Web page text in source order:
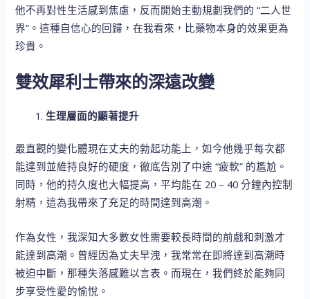
他不再對性生活感到焦慮，反而開始主動規劃我們的 “二人世
界”。這種自信心的回歸，在我看來，比藥物本身的效果更為
珍貴。
雙效犀利士帶來的深遠改變
生理層面的顯著提升
最直觀的變化體現在丈夫的勃起功能上，如今他幾乎每次都
能達到並維持良好的硬度，徹底告別了中途 “疲軟” 的尷尬。
同時，他的持久度也大幅提高，平均能在 20 – 40 分鐘內控制
射精，這為我帶來了充足的時間達到高潮。
作為女性，我深知大多數女性需要較長時間的前戲和刺激才
能達到高潮。曾經因為丈夫早洩，我常常在即將達到高潮時
被迫中斷，那種失落感難以言表。而現在，我們終於能夠同
步享受性愛的愉悅。